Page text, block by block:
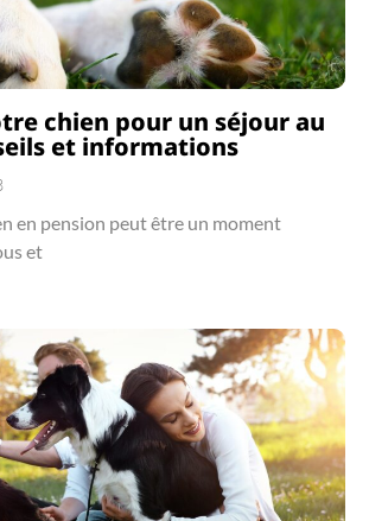
chien pour un séjour au
et informations
en pension peut être un moment
et